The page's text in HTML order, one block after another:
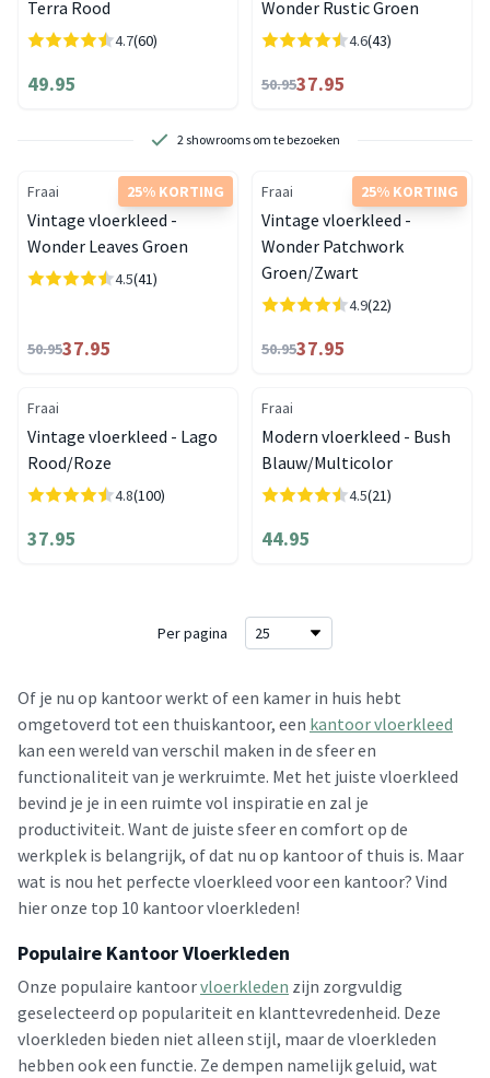
Terra Rood
4.7(60)
49.95
Wonder Rustic Groen
4.6(43)
50.9537.95
2 showrooms om te bezoeken
25% KORTING
Fraai
Vintage vloerkleed -
Wonder Leaves Groen
4.5(41)
50.9537.95
25% KORTING
Fraai
Vintage vloerkleed -
Wonder Patchwork
Groen/Zwart
4.9(22)
50.9537.95
Fraai
Vintage vloerkleed - Lago
Rood/Roze
4.8(100)
37.95
Fraai
Modern vloerkleed - Bush
Blauw/Multicolor
4.5(21)
44.95
Per pagina
Of je nu op kantoor werkt of een kamer in huis hebt
omgetoverd tot een thuiskantoor, een kantoor vloerkleed
kan een wereld van verschil maken in de sfeer en
functionaliteit van je werkruimte. Met het juiste vloerkleed
bevind je je in een ruimte vol inspiratie en zal je
productiviteit. Want de juiste sfeer en comfort op de
werkplek is belangrijk, of dat nu op kantoor of thuis is. Maar
wat is nou het perfecte vloerkleed voor een kantoor? Vind
hier onze top 10 kantoor vloerkleden!
Populaire Kantoor Vloerkleden
Onze populaire kantoorvloerkleden zijn zorgvuldig
geselecteerd op populariteit en klanttevredenheid. Deze
vloerkleden bieden niet alleen stijl, maar de vloerkleden
hebben ook een functie. Ze dempen namelijk geluid, wat